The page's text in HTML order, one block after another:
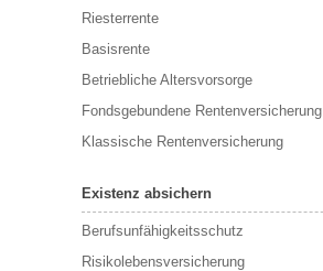
Riesterrente
Basisrente
Betriebliche Altersvorsorge
Fondsgebundene Rentenversicherung
Klassische Rentenversicherung
Existenz absichern
Berufsunfähigkeitsschutz
Risikolebensversicherung